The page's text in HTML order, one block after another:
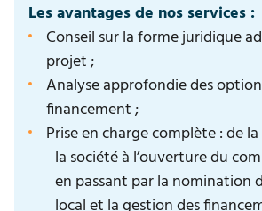
Les avantages de nos services :
Conseil sur la forme juridique
projet ;
Analyse approfondie des
financement ;
Prise en charge complète : de
la société à l’ouverture du
en passant par la nomination